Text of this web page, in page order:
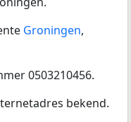
Groningen,
0503210456.
bekend.